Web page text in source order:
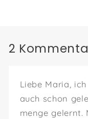
2
Liebe Maria,
auch schon
menge gelernt.